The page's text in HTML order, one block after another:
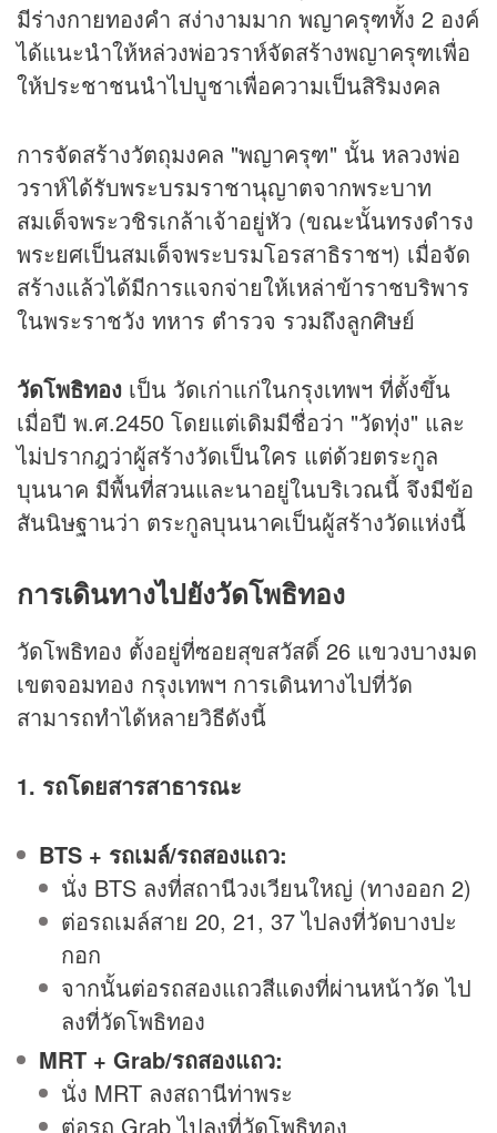
มีร่างกายทองคำ สง่างามมาก พญาครุฑทั้ง 2 องค์
ได้แนะนำให้หล่วงพ่อวราห์จัดสร้างพญาครุฑเพื่อ
ให้ประชาชนนำไปบูชาเพื่อความเป็นสิริมงคล
การจัดสร้างวัตถุมงคล "พญาครุฑ" นั้น หลวงพ่อ
วราห์ได้รับพระบรมราชานุญาตจากพระบาท
สมเด็จพระวชิรเกล้าเจ้าอยู่หัว (ขณะนั้นทรงดำรง
พระยศเป็นสมเด็จพระบรมโอรสาธิราชฯ) เมื่อจัด
สร้างแล้วได้มีการแจกจ่ายให้เหล่าข้าราชบริพาร
ในพระราชวัง ทหาร ตำรวจ รวมถึงลูกศิษย์
วัดโพธิทอง เป็น วัดเก่าแก่ในกรุงเทพฯ ที่ตั้งขึ้น
เมื่อปี พ.ศ.2450 โดยแต่เดิมมีชื่อว่า "วัดทุ่ง" และ
ไม่ปรากฎว่าผู้สร้างวัดเป็นใคร แต่ด้วยตระกูล
บุนนาค มีพื้นที่สวนและนาอยู่ในบริเวณนี้ จึงมีข้อ
สันนิษฐานว่า ตระกูลบุนนาคเป็นผู้สร้างวัดแห่งนี้
การเดินทางไปยังวัดโพธิทอง
วัดโพธิทอง ตั้งอยู่ที่ซอยสุขสวัสดิ์ 26 แขวงบางมด
เขตจอมทอง กรุงเทพฯ การเดินทางไปที่วัด
สามารถทำได้หลายวิธีดังนี้
1. รถโดยสารสาธารณะ
BTS + รถเมล์/รถสองแถว:
นั่ง BTS ลงที่สถานีวงเวียนใหญ่ (ทางออก 2)
ต่อรถเมล์สาย 20, 21, 37 ไปลงที่วัดบางปะ
กอก
จากนั้นต่อรถสองแถวสีแดงที่ผ่านหน้าวัด ไป
ลงที่วัดโพธิทอง
MRT + Grab/รถสองแถว:
นั่ง MRT ลงสถานีท่าพระ
ต่อรถ Grab ไปลงที่วัดโพธิทอง